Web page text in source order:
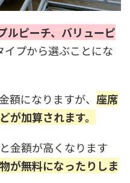
ルピーチ、バリューピ
イプから選ぶことにな
額になりますが、 座席
が加算されます。
金額が高くなります
が無料になったりしま